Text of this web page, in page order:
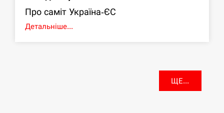
Про саміт Україна-ЄС
Детальніше...
ЩЕ...